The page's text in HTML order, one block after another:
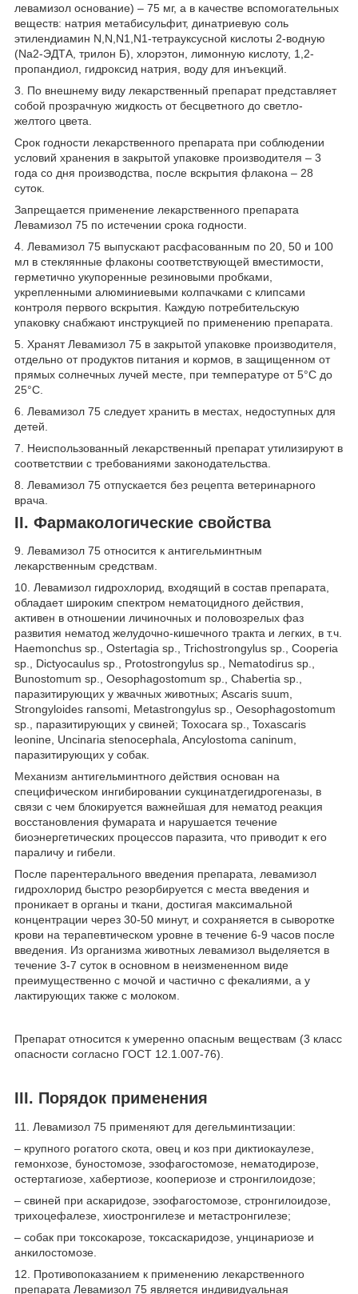
левамизол основание) – 75 мг, а в качестве вспомогательных
веществ: натрия метабисульфит, динатриевую соль
этилендиамин N,N,N1 ,N1-тетрауксусной кислоты 2-водную
(Na2-ЭДТА, трилон Б), хлорэтон, лимонную кислоту, 1,2-
пропандиол, гидроксид натрия, воду для инъекций.
3. По внешнему виду лекарственный препарат представляет
собой прозрачную жидкость от бесцветного до светло-
желтого цвета.
Срок годности лекарственного препарата при соблюдении
условий хранения в закрытой упаковке производителя – 3
года со дня производства, после вскрытия флакона – 28
суток.
Запрещается применение лекарственного препарата
Левамизол 75 по истечении срока годности.
4. Левамизол 75 выпускают расфасованным по 20, 50 и 100
мл в стеклянные флаконы соответствующей вместимости,
герметично укупоренные резиновыми пробками,
укрепленными алюминиевыми колпачками с клипсами
контроля первого вскрытия. Каждую потребительскую
упаковку снабжают инструкцией по применению препарата.
5. Хранят Левамизол 75 в закрытой упаковке производителя,
отдельно от продуктов питания и кормов, в защищенном от
прямых солнечных лучей месте, при температуре от 5°С до
25°С.
6. Левамизол 75 следует хранить в местах, недоступных для
детей.
7. Неиспользованный лекарственный препарат утилизируют в
соответствии с требованиями законодательства.
8. Левамизол 75 отпускается без рецепта ветеринарного
врача.
II. Фармакологические свойства
9. Левамизол 75 относится к антигельминтным
лекарственным средствам.
10. Левамизол гидрохлорид, входящий в состав препарата,
обладает широким спектром нематоцидного действия,
активен в отношении личиночных и половозрелых фаз
развития нематод желудочно-кишечного тракта и легких, в т.ч.
Haemonchus sp., Ostertagia sp., Trichostrongylus sp., Cooperia
sp., Dictyocaulus sp., Protostrongylus sp., Nematodirus sp.,
Bunostomum sp., Oesophagostomum sp., Chabertia sp.,
паразитирующих у жвачных животных; Ascaris suum,
Strongyloides ransomi, Metastrongylus sp., Oesophagostomum
sp., паразитирующих у свиней; Toxocara sp., Toxascaris
leonine, Uncinaria stenocephala, Ancylostoma caninum,
паразитирующих у собак.
Механизм антигельминтного действия основан на
специфическом ингибировании сукцинатдегидрогеназы, в
связи с чем блокируется важнейшая для нематод реакция
восстановления фумарата и нарушается течение
биоэнергетических процессов паразита, что приводит к его
параличу и гибели.
После парентерального введения препарата, левамизол
гидрохлорид быстро резорбируется с места введения и
проникает в органы и ткани, достигая максимальной
концентрации через 30-50 минут, и сохраняется в сыворотке
крови на терапевтическом уровне в течение 6-9 часов после
введения. Из организма животных левамизол выделяется в
течение 3-7 суток в основном в неизмененном виде
преимущественно с мочой и частично с фекалиями, а у
лактирующих также с молоком.
Препарат относится к умеренно опасным веществам (3 класс
опасности согласно ГОСТ 12.1.007-76).
III. Порядок применения
11. Левамизол 75 применяют для дегельминтизации:
– крупного рогатого скота, овец и коз при диктиокаулезе,
гемонхозе, буностомозе, эзофагостомозе, нематодирозе,
остертагиозе, хабертиозе, коопериозе и стронгилоидозе;
– свиней при аскаридозе, эзофагостомозе, стронгилоидозе,
трихоцефалезе, хиостронгилезе и метастронгилезе;
– собак при токсокарозе, токсаскаридозе, унцинариозе и
анкилостомозе.
12. Противопоказанием к применению лекарственного
препарата Левамизол 75 является индивидуальная